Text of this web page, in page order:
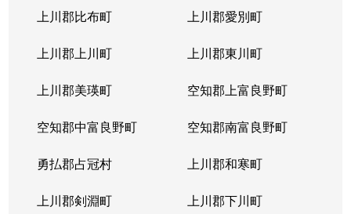
上川郡比布町 上川郡愛別町
上川郡上川町 上川郡東川町
上川郡美瑛町 空知郡上富良野町
空知郡中富良野町 空知郡南富良野町
勇払郡占冠村 上川郡和寒町
上川郡剣淵町 上川郡下川町